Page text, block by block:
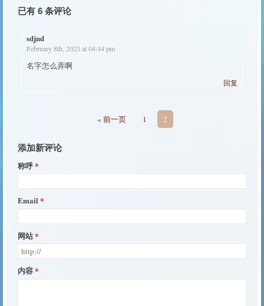
已有 6 条评论
sdjnd
February 8th, 2023 at 04:44 pm
名字怎么弄啊
回复
« 前一页 1 2
添加新评论
称呼
Email
网站
内容